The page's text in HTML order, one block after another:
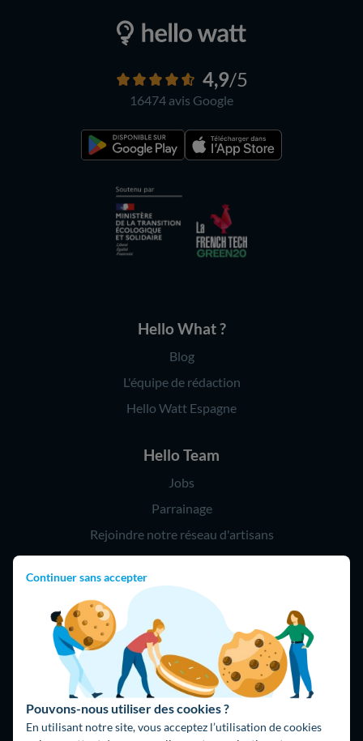
Continuer sans accepter
Pouvons-nous utiliser des cookies ?
En utilisant notre site, vous acceptez l’utilisation de cookies
4,9/5
16474 avis Google
Hello What ?
Blog
L'équipe de rédaction
Hello Watt Espagne
Hello Team
Jobs
Parrainage
Rejoindre notre réseau d'artisans
Hello !
09 75 18 60 60
(8h-21h)
75018 Paris